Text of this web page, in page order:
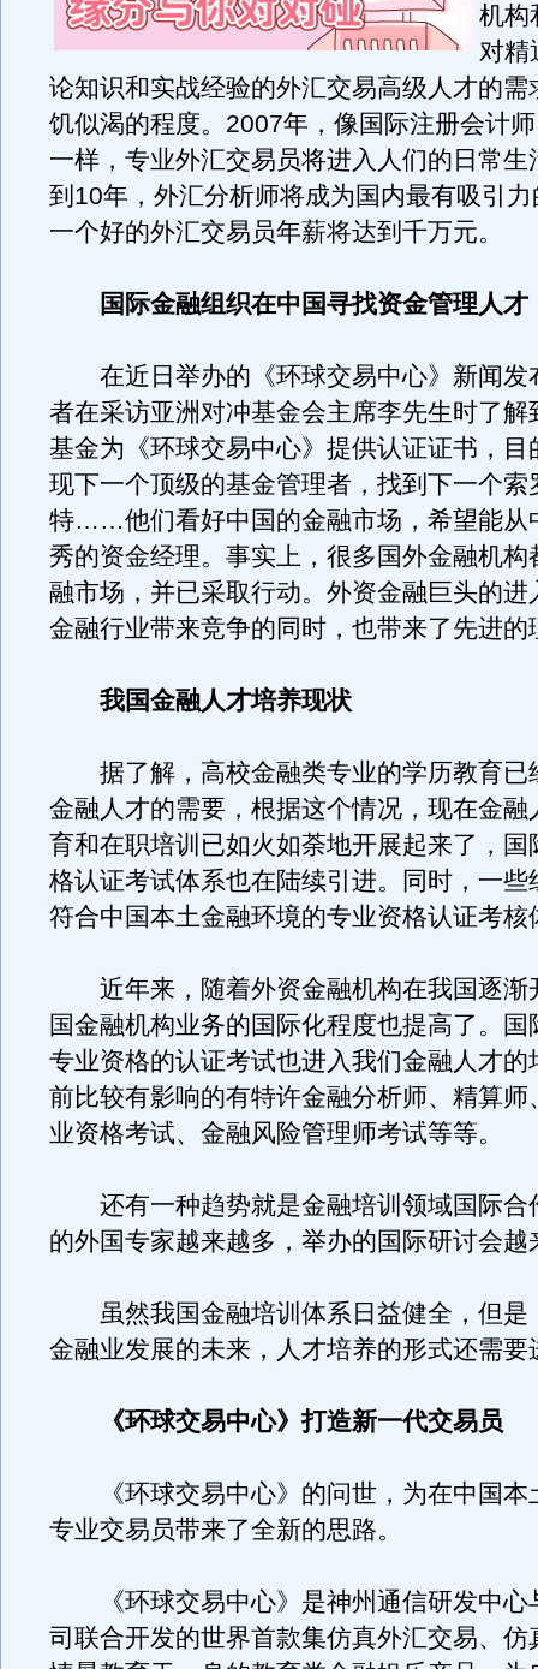
机构
对精
论知识和实战经验的外汇交易高级人才的需
饥似渴的程度。2007年，像国际注册会计
一样，专业外汇交易员将进入人们的日常生
到10年，外汇分析师将成为国内最有吸引
一个好的外汇交易员年薪将达到千万元。
国际金融组织在中国寻找资金管理人才
在近日举办的《环球交易中心》新闻发
者在采访亚洲对冲基金会主席李先生时了解
基金为《环球交易中心》提供认证证书，目
现下一个顶级的基金管理者，找到下一个索
特……他们看好中国的金融市场，希望能从
秀的资金经理。事实上，很多国外金融机构
融市场，并已采取行动。外资金融巨头的进
金融行业带来竞争的同时，也带来了先进的
我国金融人才培养现状
据了解，高校金融类专业的学历教育已
金融人才的需要，根据这个情况，现在金融
育和在职培训已如火如荼地开展起来了，国
格认证考试体系也在陆续引进。同时，一些
符合中国本土金融环境的专业资格认证考核
近年来，随着外资金融机构在我国逐渐
国金融机构业务的国际化程度也提高了。国
专业资格的认证考试也进入我们金融人才的
前比较有影响的有特许金融分析师、精算师
业资格考试、金融风险管理师考试等等。
还有一种趋势就是金融培训领域国际合
的外国专家越来越多，举办的国际研讨会越
虽然我国金融培训体系日益健全，但是
金融业发展的未来，人才培养的形式还需要
《环球交易中心》打造新一代交易员
《环球交易中心》的问世，为在中国本
专业交易员带来了全新的思路。
《环球交易中心》是神州通信研发中心
司联合开发的世界首款集仿真外汇交易、仿